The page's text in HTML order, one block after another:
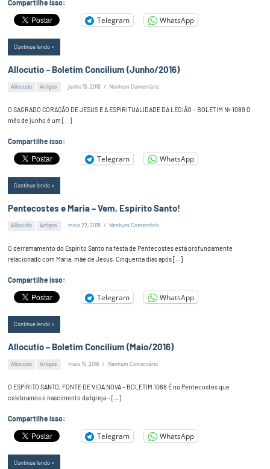
Compartilhe isso:
Telegram WhatsApp
Continue lendo
Allocutio – Boletim Concilium (Junho/2016)
Allocutio Artigos junho 15, 2016 Nenhum Comentário
O SAGRADO CORAÇÃO DE JESUS E A ESPIRITUALIDADE DA LEGIÃO – BOLETIM Nº 1089 O
mês de junho é um […]
Compartilhe isso:
Telegram WhatsApp
Continue lendo
Pentecostes e Maria – Vem, Espírito Santo!
Allocutio Artigos maio 22, 2016 Nenhum Comentário
O derramamento do Espírito Santo na festa de Pentecostes está profundamente
relacionado com Maria, mãe de Jesus. Cinquenta dias após […]
Compartilhe isso:
Telegram WhatsApp
Continue lendo
Allocutio – Boletim Concilium (Maio/2016)
Allocutio Artigos maio 15, 2016 Nenhum Comentário
O ESPÍRITO SANTO, FONTE DE VIDA NOVA – BOLETIM 1088 É no Pentecostes que
celebramos o nascimento da Igreja – […]
Compartilhe isso:
Telegram WhatsApp
Continue lendo